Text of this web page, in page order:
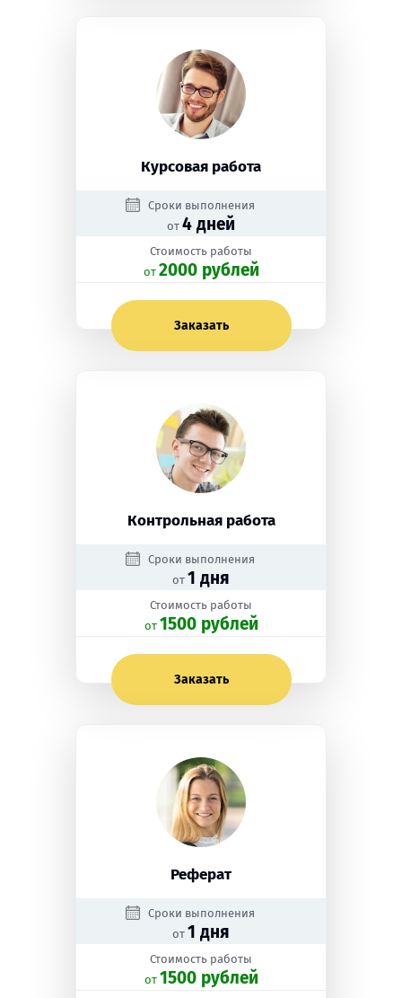
Курсовая работа
Сроки выполнения
от 4 дней
Стоимость работы
oт 2000 рублей
Заказать
Контрольная работа
Сроки выполнения
от 1 дня
Стоимость работы
oт 1500 рублей
Заказать
Реферат
Сроки выполнения
от 1 дня
Стоимость работы
oт 1500 рублей